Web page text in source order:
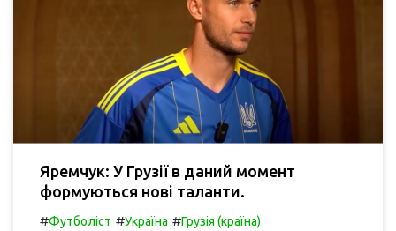
Яремчук: У Грузії в даний момент
формуються нові таланти.
#Футболіст #Україна #Грузія (країна)